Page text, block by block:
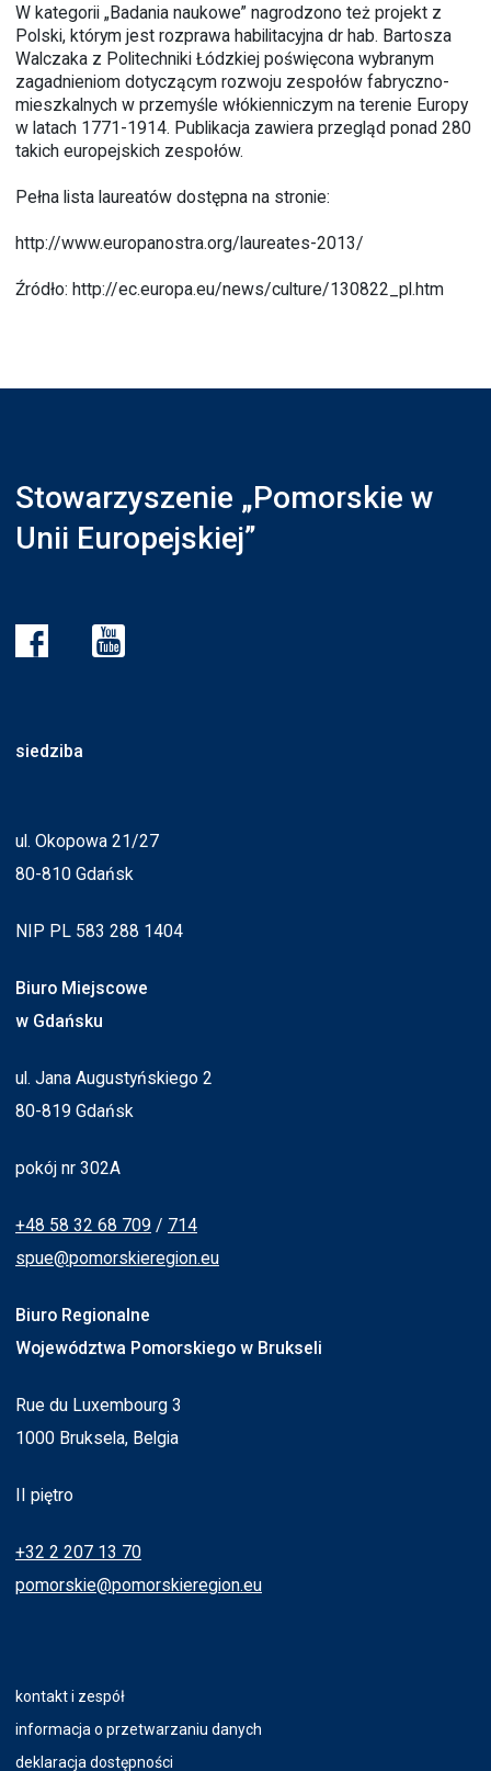
W kategorii „Badania naukowe” nagrodzono też projekt z
Polski, którym jest rozprawa habilitacyjna dr hab. Bartosza
Walczaka z Politechniki Łódzkiej poświęcona wybranym
zagadnieniom dotyczącym rozwoju zespołów fabryczno-
mieszkalnych w przemyśle włókienniczym na terenie Europy
w latach 1771-1914. Publikacja zawiera przegląd ponad 280
takich europejskich zespołów.
Pełna lista laureatów dostępna na stronie:
http://www.europanostra.org/laureates-2013/
Źródło: http://ec.europa.eu/news/culture/130822_pl.htm
Stowarzyszenie „Pomorskie w
Unii Europejskiej”
siedziba
ul. Okopowa 21/27
80-810 Gdańsk
NIP PL 583 288 1404
Biuro Miejscowe
w Gdańsku
ul. Jana Augustyńskiego 2
80-819 Gdańsk
pokój nr 302A
+48 58 32 68 709 / 714
spue@pomorskieregion.eu
Biuro Regionalne
Województwa Pomorskiego w Brukseli
Rue du Luxembourg 3
1000 Bruksela, Belgia
II piętro
+32 2 207 13 70
pomorskie@pomorskieregion.eu
kontakt i zespół
informacja o przetwarzaniu danych
deklaracja dostępności